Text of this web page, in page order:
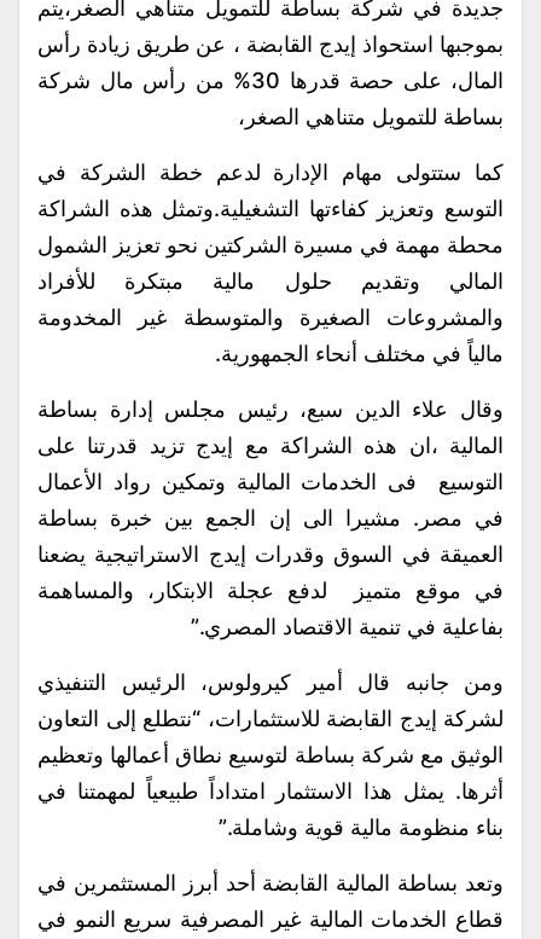
جديدة في شركة بساطة للتمويل متناهي الصغر،يتم
بموجبها استحواذ إيدج القابضة ، عن طريق زيادة رأس
المال، على حصة قدرها 30% من رأس مال شركة
بساطة للتمويل متناهي الصغر،
كما ستتولى مهام الإدارة لدعم خطة الشركة في
التوسع وتعزيز كفاءتها التشغيلية.وتمثل هذه الشراكة
محطة مهمة في مسيرة الشركتين نحو تعزيز الشمول
المالي وتقديم حلول مالية مبتكرة للأفراد
والمشروعات الصغيرة والمتوسطة غير المخدومة
مالياً في مختلف أنحاء الجمهورية.
وقال علاء الدين سبع، رئيس مجلس إدارة بساطة
المالية ،ان هذه الشراكة مع إيدج تزيد قدرتنا على
التوسيع فى الخدمات المالية وتمكين رواد الأعمال
في مصر. مشيرا الى إن الجمع بين خبرة بساطة
العميقة في السوق وقدرات إيدج الاستراتيجية يضعنا
في موقع متميز لدفع عجلة الابتكار، والمساهمة
بفاعلية في تنمية الاقتصاد المصري.”
ومن جانبه قال أمير كيرولوس، الرئيس التنفيذي
لشركة إيدج القابضة للاستثمارات، “نتطلع إلى التعاون
الوثيق مع شركة بساطة لتوسيع نطاق أعمالها وتعظيم
أثرها. يمثل هذا الاستثمار امتداداً طبيعياً لمهمتنا في
بناء منظومة مالية قوية وشاملة.”
وتعد بساطة المالية القابضة أحد أبرز المستثمرين في
قطاع الخدمات المالية غير المصرفية سريع النمو في